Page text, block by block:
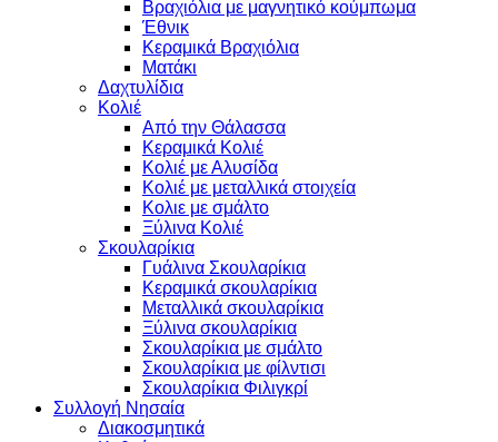
Βραχιόλια με μαγνητικό κούμπωμα
Έθνικ
Κεραμικά Βραχιόλια
Ματάκι
Δαχτυλίδια
Κολιέ
Από την Θάλασσα
Κεραμικά Κολιέ
Κολιέ με Αλυσίδα
Κολιέ με μεταλλικά στοιχεία
Κολιε με σμάλτο
Ξύλινα Κολιέ
Σκουλαρίκια
Γυάλινα Σκουλαρίκια
Κεραμικά σκουλαρίκια
Μεταλλικά σκουλαρίκια
Ξύλινα σκουλαρίκια
Σκουλαρίκια με σμάλτο
Σκουλαρίκια με φίλντισι
Σκουλαρίκια Φιλιγκρί
Συλλογή Νησαία
Διακοσμητικά